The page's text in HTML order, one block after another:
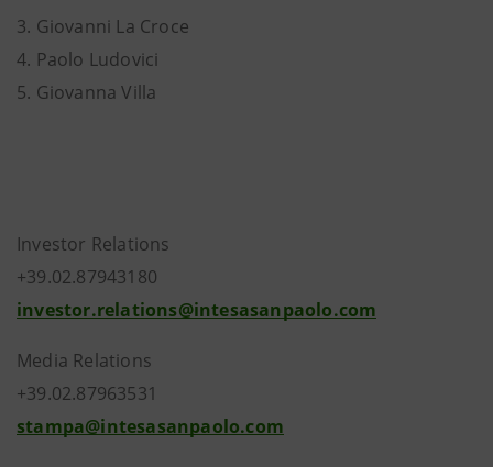
3. Giovanni La Croce
4. Paolo Ludovici
5. Giovanna Villa
Investor Relations
+39.02.87943180
investor.relations@intesasanpaolo.com
Media Relations
+39.02.87963531
stampa@intesasanpaolo.com